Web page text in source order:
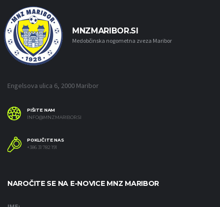
MNZMARIBOR.SI
Medobčinska nogometna zveza Maribor
Engelsova ulica 6, 2000 Maribor
PIŠITE NAM
INFO@MNZMARIBOR.SI
POKLIČITE NAS
+386 31 782 191
NAROČITE SE NA E-NOVICE MNZ MARIBOR